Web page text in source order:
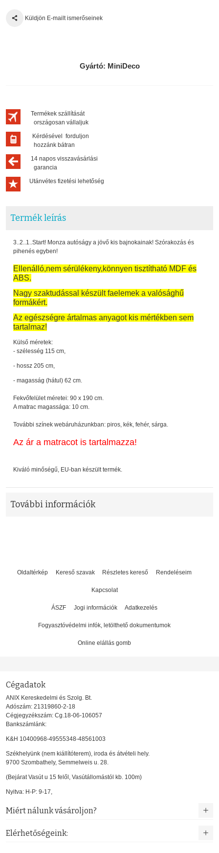
Küldjön E-mailt ismerőseinek
Gyártó: MiniDeco
Termékek szállítását
országosan vállaljuk
Kérdésével forduljon
hozzánk bátran
14 napos visszavásárlási
garancia
Utánvétes fizetési lehetőség
Termék leírás
3..2..1..Start! Monza autóságy a jövő kis bajnokainak! Szórakozás és
pihenés egyben!
Ellenálló,nem sérülékeny,könnyen tisztítható MDF és
ABS.
Nagy szaktudással készült faelemek a valósághű
formákért.
Az egészségre ártalmas anyagot kis mértékben sem
tartalmaz!
Külső méretek:
- szélesség 115 cm,
- hossz 205 cm,
- magasság (hátul) 62 cm.
Fekvőfelület méretei: 90 x 190 cm.
A matrac magassága: 10 cm.
További színek webáruházunkban: piros, kék, fehér, sárga.
Az ár a matracot is tartalmazza!
Kiváló minőségű, EU-ban készült termék.
További információk
Oldaltérkép Kereső szavak Részletes kereső Rendeléseim
Kapcsolat
ÁSZF Jogi információk Adatkezelés
Fogyasztóvédelmi infók, letölthető dokumentumok
Online elállás gomb
Cégadatok
ANIX Kereskedelmi és Szolg. Bt.
Adószám: 21319860-2-18
Cégjegyzékszám: Cg.18-06-106057
Bankszámlánk:
K&H 10400968-49555348-48561003
Székhelyünk (nem kiállítóterem), iroda és átvételi hely.
9700 Szombathely, Semmelweis u. 28.
(Bejárat Vasút u 15 felől, Vasútállomástól kb. 100m)
Nyitva: H-P: 9-17,
Miért nálunk vásároljon?
Elérhetőségeink: